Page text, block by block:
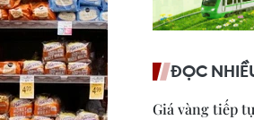
ĐỌC
Giá vàng tiếp